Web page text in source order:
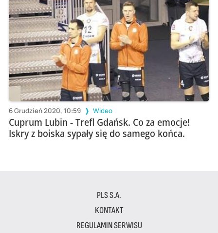
6 Grudzień 2020, 10:59 Wideo
Cuprum Lubin - Trefl Gdańsk. Co za emocje!
Iskry z boiska sypały się do samego końca.
PLS S.A.
KONTAKT
REGULAMIN SERWISU